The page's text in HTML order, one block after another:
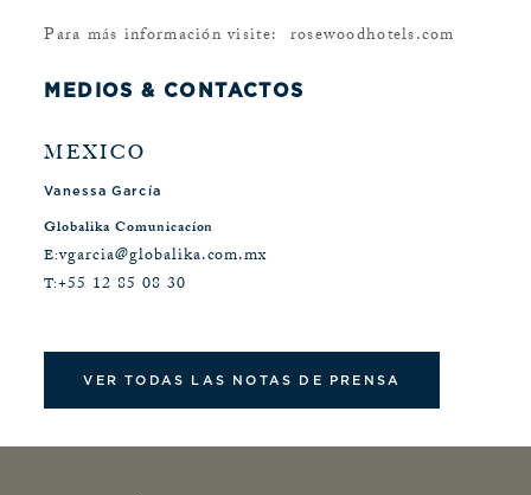
Para más información visite: rosewoodhotels.com
MEDIOS & CONTACTOS
MEXICO
Vanessa García
Globalika Comunicacíon
E:vgarcia@globalika.com.mx
T:+55 12 85 08 30
VER TODAS LAS NOTAS DE PRENSA